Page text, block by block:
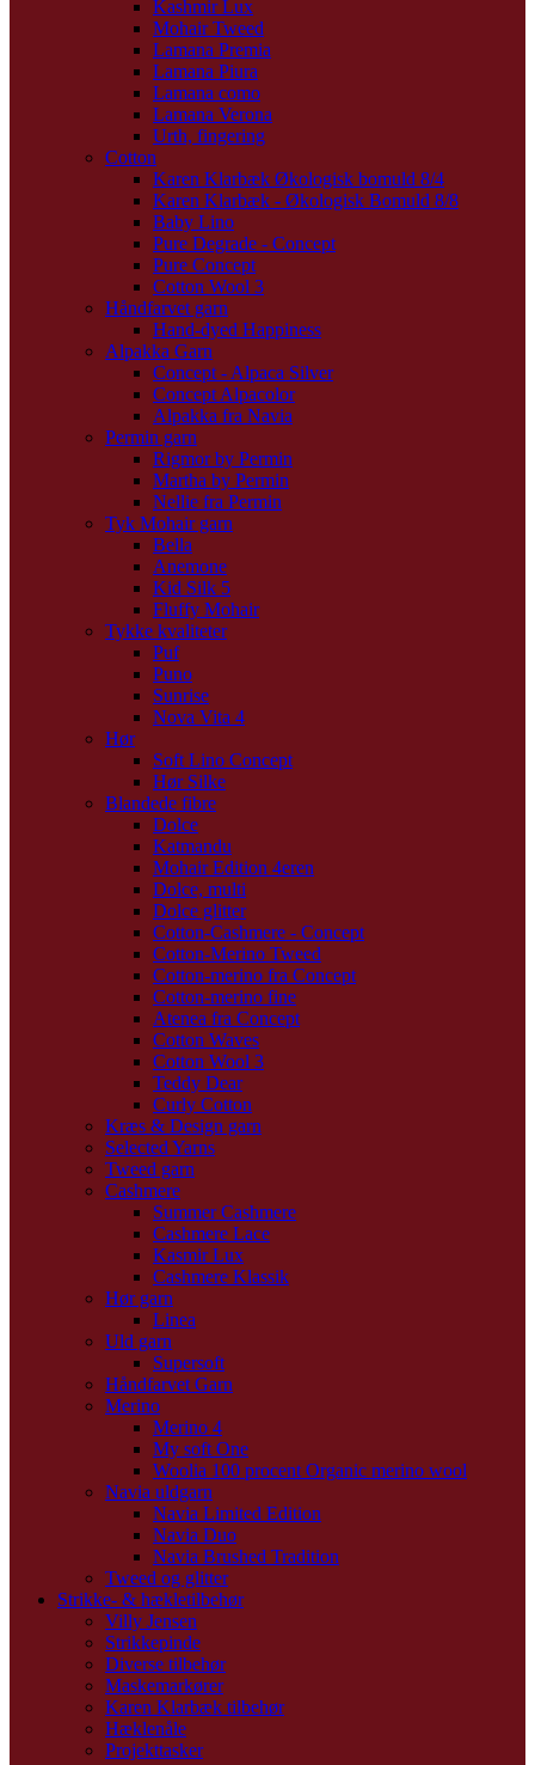
Kashmir Lux
Mohair Tweed
Lamana Premia
Lamana Piura
Lamana como
Lamana Verona
Urth, fingering
Cotton
Karen Klarbæk Økologisk bomuld 8/4
Karen Klarbæk - Økologisk Bomuld 8/8
Baby Lino
Pure Degrade - Concept
Pure Concept
Cotton Wool 3
Håndfarvet garn
Hand-dyed Happiness
Alpakka Garn
Concept - Alpaca Silver
Concept Alpacolor
Alpakka fra Navia
Permin garn
Rigmor by Permin
Martha by Permin
Nellie fra Permin
Tyk Mohair garn
Bella
Anemone
Kid Silk 5
Fluffy Mohair
Tykke kvaliteter
Puf
Puno
Sunrise
Nova Vita 4
Hør
Soft Lino Concept
Hør Silke
Blandede fibre
Dolce
Katmandu
Mohair Edition 4eren
Dolce, multi
Dolce glitter
Cotton-Cashmere - Concept
Cotton-Merino Tweed
Cotton-merino fra Concept
Cotton-merino fine
Atenea fra Concept
Cotton Waves
Cotton Wool 3
Teddy Dear
Curly Cotton
Kræs & Design garn
Selected Yarns
Tweed garn
Cashmere
Summer Cashmere
Cashmere Lace
Kasmir Lux
Cashmere Klassik
Hør garn
Linea
Uld garn
Supersoft
Håndfarvet Garn
Merino
Merino 4
My soft One
Woolia 100 procent Organic merino wool
Navia uldgarn
Navia Limited Edition
Navia Duo
Navia Brushed Tradition
Tweed og glitter
Strikke- & hækletilbehør
Villy Jensen
Strikkepinde
Diverse tilbehør
Maskemarkører
Karen Klarbæk tilbehør
Hæklenåle
Projekttasker